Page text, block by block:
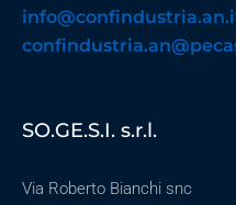
SO.GE.S.I. s.r.l.
Via Roberto Bianchi snc